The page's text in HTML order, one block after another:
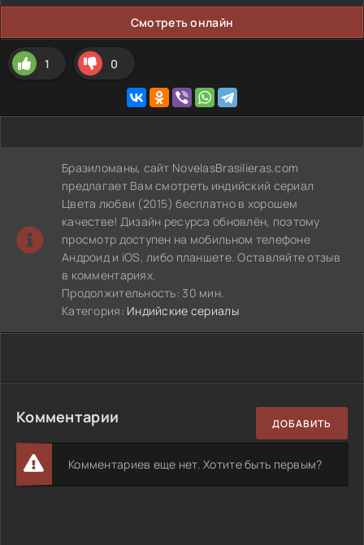
Смотреть онлайн
1 0
Бразиломаны, сайт NovelasBrasilieras.com
предлагает Вам смотреть индийский сериал
Цвета любви (2015) бесплатно в хорошем
качестве! Дизайн ресурса обновлён, поэтому
просмотр доступен на мобильном телефоне
Андроид и iOS, либо планшете. Оставляйте отзыв
в комментариях.
Продолжительность: 30 мин.
Категория: Индийские сериалы
Комментарии ДОБАВИТЬ
Комментариев еще нет. Хотите быть первым?